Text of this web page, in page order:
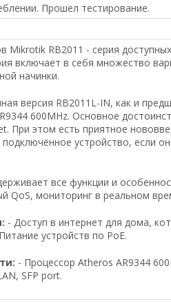
Прошел тестирование.
Mikrotik RB2011 - серия
включает в себя множество
начинки.
версия RB2011L-IN, как и
600MHz. Основное
При этом есть приятное
устройство, если
все функции и
QoS, мониторинг в реальном
- Доступ в интернет для дома,
устройств по PoE.
- Процессор Atheros AR9344
SFP port.